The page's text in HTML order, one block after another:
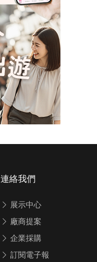
連絡我們
展示中心
廠商提案
企業採購
訂閱電子報